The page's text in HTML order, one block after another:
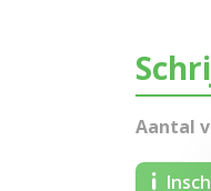
Aantal